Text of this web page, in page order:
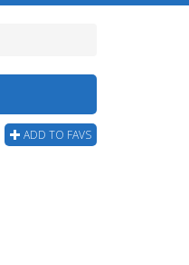
ADD TO FAVS